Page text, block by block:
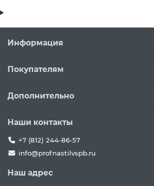
Информация
Покупателям
Дополнительно
Наши контакты
+7 (812) 244-86-57
info@profnastilvspb.ru
Наш адрес